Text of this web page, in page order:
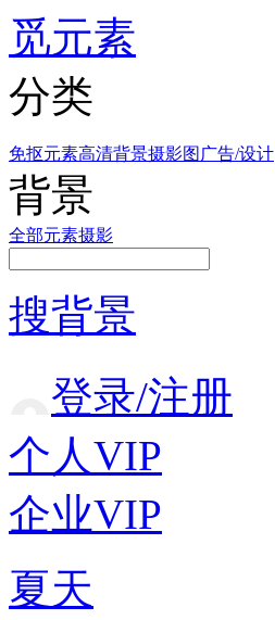
觅元素
分类
免抠元素高清背景摄影图 广告/设计
背景
全部元素摄影
搜背景
登录/注册
个人VIP
企业VIP
夏天